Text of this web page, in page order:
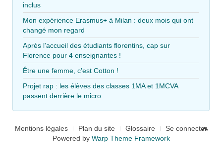
inclus
Mon expérience Erasmus+ à Milan : deux mois qui ont
changé mon regard
Après l'accueil des étudiants florentins, cap sur
Florence pour 4 enseignantes !
Être une femme, c’est Cotton !
Projet rap : les élèves des classes 1MA et 1MCVA
passent derrière le micro
Mentions légales Plan du site Glossaire
Se connecter
Powered by Warp Theme Framework